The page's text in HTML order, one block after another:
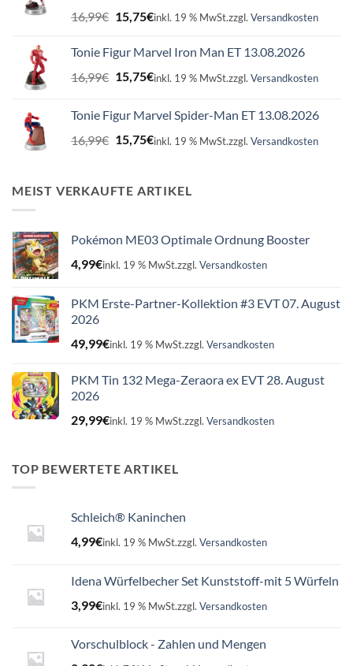
16,99€ Ursprünglicher
Preis
16,99€
15,75€Aktueller
15,75€.
inkl. 19 % MwSt.zzgl. Versandkosten
Tonie Figur Marvel Iron Man ET 13.08.2026
16,99€ Ursprünglicher
16,99€
15,75€Aktueller
15,75€.
inkl. 19 % MwSt.zzgl. Versandkosten
Tonie Figur Marvel Spider-Man ET 13.08.2026
16,99€ Ursprünglicher
16,99€
15,75€Aktueller
15,75€.
inkl. 19 % MwSt.zzgl. Versandkosten
MEIST VERKAUFTE ARTIKEL
Pokémon ME03 Optimale Ordnung Booster
4,99€inkl. 19 % MwSt.zzgl. Versandkosten
PKM Erste-Partner-Kollektion #3 EVT 07. August
2026
49,99€inkl. 19 % MwSt.zzgl. Versandkosten
PKM Tin 132 Mega-Zeraora ex EVT 28. August
2026
29,99€inkl. 19 % MwSt.zzgl. Versandkosten
TOP BEWERTETE ARTIKEL
Schleich® Kaninchen
4,99€inkl. 19 % MwSt.zzgl. Versandkosten
Idena Würfelbecher Set Kunststoff-mit 5 Würfeln
3,99€inkl. 19 % MwSt.zzgl. Versandkosten
Vorschulblock - Zahlen und Mengen